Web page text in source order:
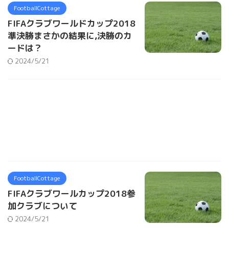
FootballCottage
FIFAクラブワールドカップ2018
準決勝まさかの結果に,決勝のカ
ードは？
2024/5/21
FootballCottage
FIFAクラブワールカップ2018参
加クラブについて
2024/5/21